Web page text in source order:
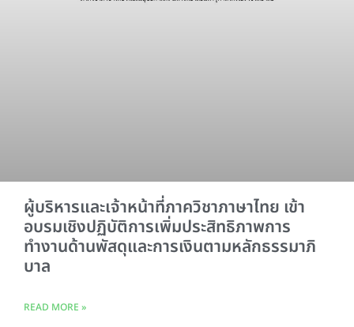
ผู้บริหารและเจ้าหน้าที่ภาควิชาภาษาไทย เข้า
อบรมเชิงปฏิบัติการเพิ่มประสิทธิภาพการ
ทำงานด้านพัสดุและการเงินตามหลักธรรมาภิ
บาล
READ MORE »